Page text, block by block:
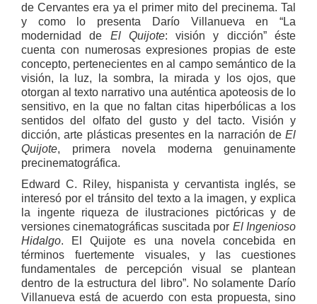
de Cervantes era ya el primer mito del precinema. Tal
y como lo presenta Darío Villanueva en “La
modernidad de El Quijote: visión y dicción” éste
cuenta con numerosas expresiones propias de este
concepto, pertenecientes en al campo semántico de la
visión, la luz, la sombra, la mirada y los ojos, que
otorgan al texto narrativo una auténtica apoteosis de lo
sensitivo, en la que no faltan citas hiperbólicas a los
sentidos del olfato del gusto y del tacto. Visión y
dicción, arte plásticas presentes en la narración de El
Quijote, primera novela moderna genuinamente
precinematográfica.
Edward C. Riley, hispanista y cervantista inglés, se
interesó por el tránsito del texto a la imagen, y explica
la ingente riqueza de ilustraciones pictóricas y de
versiones cinematográficas suscitada por El Ingenioso
Hidalgo. El Quijote es una novela concebida en
términos fuertemente visuales, y las cuestiones
fundamentales de percepción visual se plantean
dentro de la estructura del libro”. No solamente Darío
Villanueva está de acuerdo con esta propuesta, sino